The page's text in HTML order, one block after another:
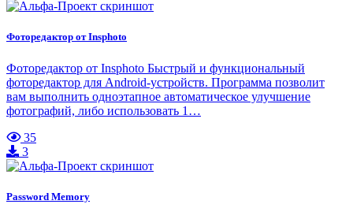
Фоторедактор от Insphoto
Фоторедактор от Insphoto Быстрый и функциональный
фоторедактор для Android-устройств. Программа позволит
вам выполнить одноэтапное автоматическое улучшение
фотографий, либо использовать 1…
35
3
Password Memory